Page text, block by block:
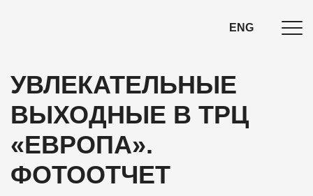
ENG
УВЛЕКАТЕЛЬНЫЕ
ВЫХОДНЫЕ В ТРЦ
«ЕВРОПА».
ФОТООТЧЕТ